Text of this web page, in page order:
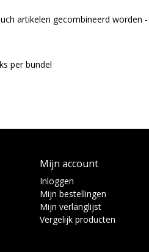
artikelen gecombineerd worden -
per bundel
Mijn account
Inloggen
Mijn bestellingen
Mijn verlanglijst
Vergelijk producten